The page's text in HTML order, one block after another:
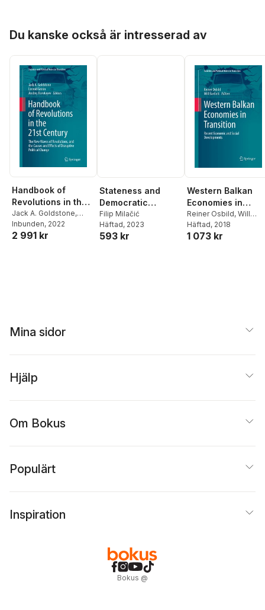
Du kanske också är intresserad av
Handbook of
Revolutions in the
21st Century
Jack A. Goldstone,
Leonid Grinin,Andrey
Korotayev
Inbunden, 2022
2 991 kr
Stateness and
Democratic
Consolidation
Filip Milačić
Häftad, 2023
593 kr
Western Balkan
Economies in
Transition
Reiner Osbild, Will
Bartlett
Häftad, 2018
1 073 kr
Mina sidor
Hjälp
Om Bokus
Populärt
Inspiration
Bokus @